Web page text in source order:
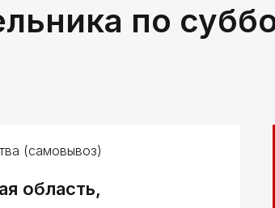
(самовывоз)
область,
по